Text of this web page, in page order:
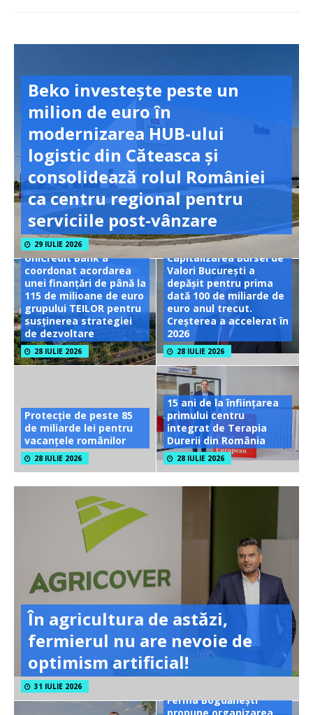
Beko investește peste un
milion de euro în
modernizarea HUB-ului
logistic din Căteasca și
consolidează rolul României
ca centru regional pentru
serviciile post-vânzare
29 IULIE 2026
UniCredit Bank a
coordonat acordarea
unei finanțări de până la
115 de milioane de euro
grupului TEILOR pentru
susținerea strategiei
de dezvoltare
28 IULIE 2026
Capitalizarea Bursei de
Valori București a
depășit pentru prima
dată 100 de miliarde de
euro anul trecut.
Creșterea a accelerat în
2026
28 IULIE 2026
Protecție de peste 85
de miliarde lei pentru
vacanțele românilor
28 IULIE 2026
15 ani de la înființarea
primului centru
integrat de Terapia
Durerii din România
28 IULIE 2026
În agricultura de astăzi,
fermierul nu are nevoie de
optimism artificial!
31 IULIE 2026
Ferma Bogdănești